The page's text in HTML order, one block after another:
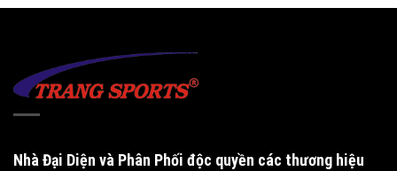
Nhà Đại Diện và Phân Phối độc quyền các thương hiệu